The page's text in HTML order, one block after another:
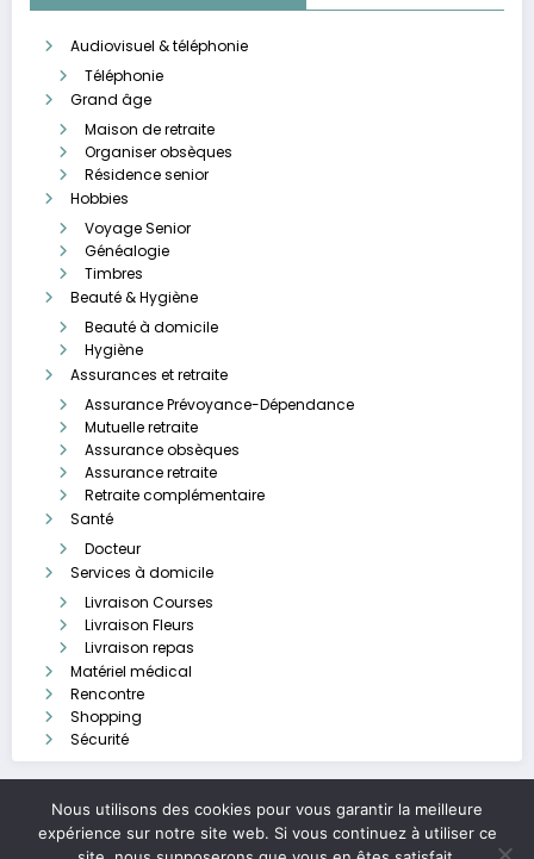
Audiovisuel & téléphonie
Téléphonie
Grand âge
Maison de retraite
Organiser obsèques
Résidence senior
Hobbies
Voyage Senior
Généalogie
Timbres
Beauté & Hygiène
Beauté à domicile
Hygiène
Assurances et retraite
Assurance Prévoyance-Dépendance
Mutuelle retraite
Assurance obsèques
Assurance retraite
Retraite complémentaire
Santé
Docteur
Services à domicile
Livraison Courses
Livraison Fleurs
Livraison repas
Matériel médical
Rencontre
Shopping
Sécurité
Legal & contact Politique de confidentialité A propos
Nous utilisons des cookies pour vous garantir la meilleure
expérience sur notre site web. Si vous continuez à utiliser ce